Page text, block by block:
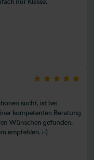
sucht, ist bei
kompetenten Beratung
Wünschen gefunden.
empfehlen. :-)